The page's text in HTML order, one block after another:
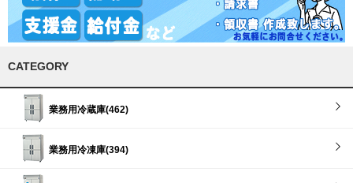
CATEGORY
業務用冷蔵庫(462)
業務用冷凍庫(394)